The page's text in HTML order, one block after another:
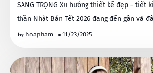
SANG TRỌNG Xu hướng thiết kế đẹp – tiết
thần Nhật Bản Tết 2026 đang đến gần và
hoapham 11/23/2025